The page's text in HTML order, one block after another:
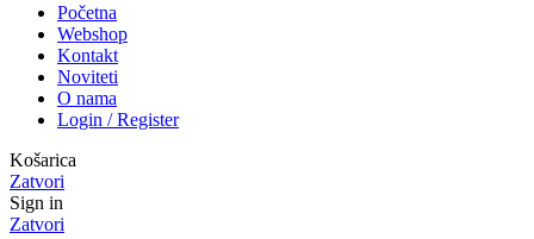
Početna
Webshop
Kontakt
Noviteti
O nama
Login / Register
Košarica
Zatvori
Sign in
Zatvori